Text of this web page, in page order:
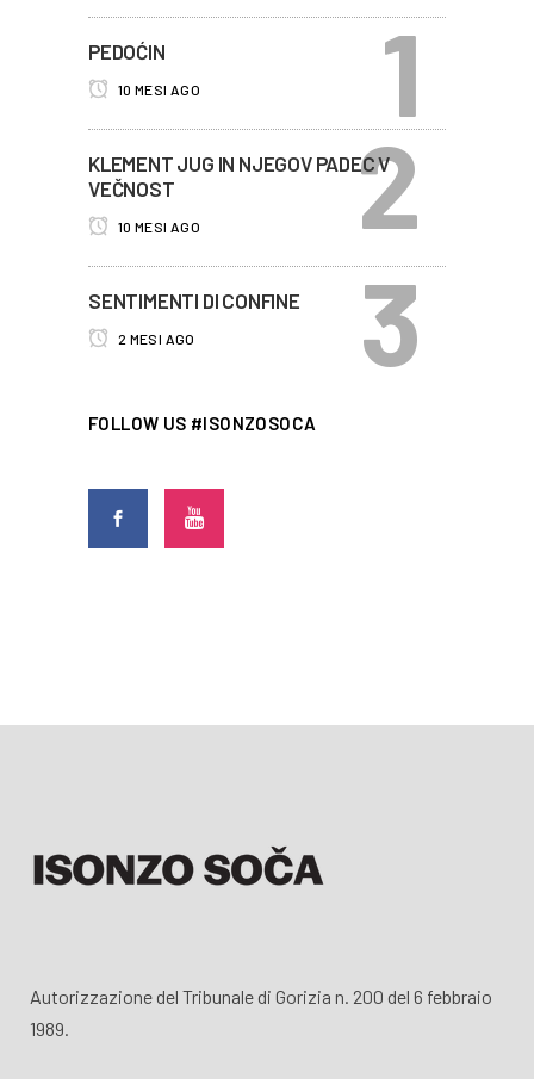
PEDOĆIN
10 MESI AGO
KLEMENT JUG IN NJEGOV PADEC V
VEČNOST
10 MESI AGO
SENTIMENTI DI CONFINE
2 MESI AGO
FOLLOW US #ISONZOSOCA
Autorizzazione del Tribunale di Gorizia n. 200 del 6 febbraio
1989.